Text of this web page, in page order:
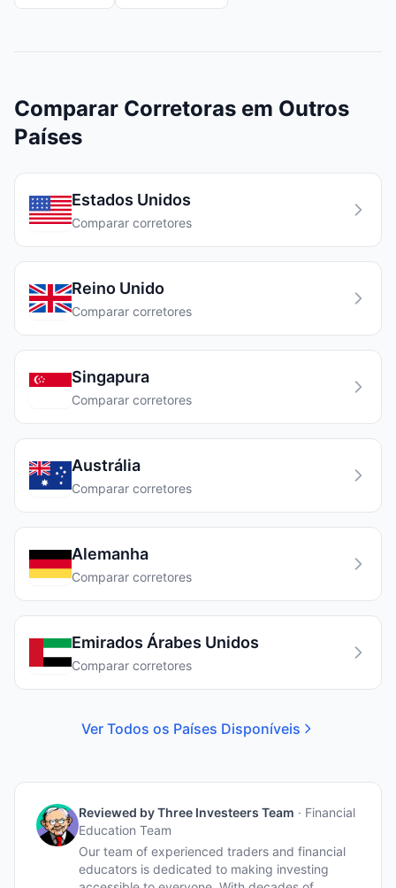
Comparar Corretoras em Outros
Países
Estados Unidos
Comparar corretores
Reino Unido
Comparar corretores
Singapura
Comparar corretores
Austrália
Comparar corretores
Alemanha
Comparar corretores
Emirados Árabes Unidos
Comparar corretores
Ver Todos os Países Disponíveis
Reviewed byThree Investeers Team · Financial
Education Team
Our team of experienced traders and financial
educators is dedicated to making investing